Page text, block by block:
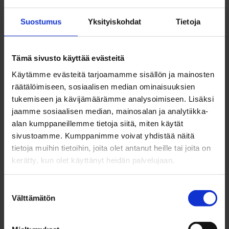
Suostumus Yksityiskohdat Tietoja
Tämä sivusto käyttää evästeitä
Käytämme evästeitä tarjoamamme sisällön ja mainosten
räätälöimiseen, sosiaalisen median ominaisuuksien
tukemiseen ja kävijämäärämme analysoimiseen. Lisäksi
jaamme sosiaalisen median, mainosalan ja analytiikka-
alan kumppaneillemme tietoja siitä, miten käytät
sivustoamme. Kumppanimme voivat yhdistää näitä
tietoja muihin tietoihin, joita olet antanut heille tai joita on
kerätty, kun olet käyttänyt heidän palvelujaan.
valinta
Välttämätön
on 52 miljoonaa euroa (alv 0 %).
Sopimukseen sisältyvä
kalusto
Sopimuksen alla liikennöiviin linja-autoihin sisältyy
pysäkkikuulutukset sekä reaaliaikaiseen
paikannukseen pohjautuva pysäkkinäyttö.
Uudessa entistä suuremmasta näytöstä
matkustaja näkee seuraavan pysäkin lisäksi pari
muuta seuraavaa pysäkkiä sekä päätepysäkin.